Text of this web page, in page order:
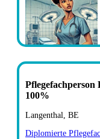
Pflegefachperson
100%
Langenthal, BE
Diplomierte